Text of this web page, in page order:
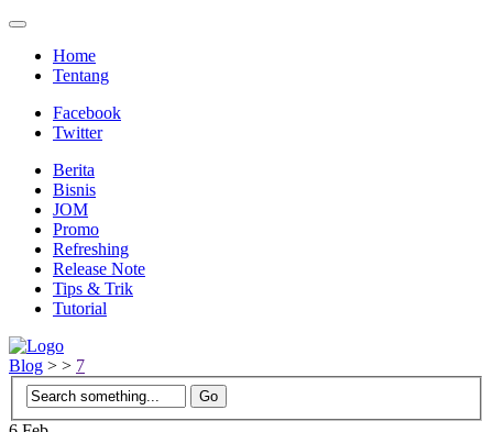
Home
Tentang
Facebook
Twitter
Berita
Bisnis
JOM
Promo
Refreshing
Release Note
Tips & Trik
Tutorial
Blog > > 7